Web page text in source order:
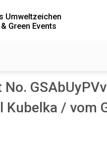
Umweltzeichen
Green Events
Kubelka / vom